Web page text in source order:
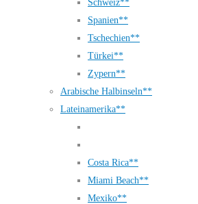
Schweiz**
Spanien**
Tschechien**
Türkei**
Zypern**
Arabische Halbinseln**
Lateinamerika**
Costa Rica**
Miami Beach**
Mexiko**